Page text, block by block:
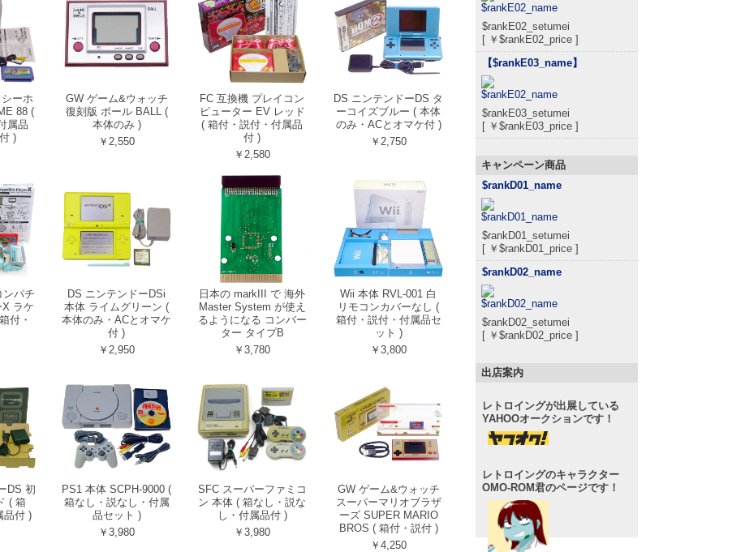
ーホ
88 (
属品
)
GW ゲーム&ウォッチ
復刻版 ボール BALL (
本体のみ )
￥2,550
FC 互換機 プレイコン
ピューター EV レッド
( 箱付・説付・付属品
付 )
￥2,580
DS ニンテンドーDS タ
ーコイズブルー ( 本体
のみ・ACとオマケ付 )
￥2,750
ンパチ
X ラケ
付・
DS ニンテンドーDSi
本体 ライムグリーン (
本体のみ・ACとオマケ
付 )
￥2,950
日本の markIII で 海外
Master System が使え
るようになる コンバー
ター タイプB
￥3,780
Wii 本体 RVL-001 白
リモコンカバーなし (
箱付・説付・付属品セ
ット )
￥3,800
DS 初
( 箱
品付 )
PS1 本体 SCPH-9000 (
箱なし・説なし・付属
品セット )
￥3,980
SFC スーパーファミコ
ン 本体 ( 箱なし・説な
し・付属品付 )
￥3,980
GW ゲーム&ウォッチ
スーパーマリオブラザ
ーズ SUPER MARIO
BROS ( 箱付・説付 )
￥4,250
$rankE02_setumei
[ ￥$rankE02_price ]
【$rankE03_name】
$rankE03_setumei
[ ￥$rankE03_price ]
キャンペーン商品
$rankD01_name
$rankD01_setumei
[ ￥$rankD01_price ]
$rankD02_name
$rankD02_setumei
[ ￥$rankD02_price ]
出店案内
レトロイングが出展している
YAHOOオークションです！
レトロイングのキャラクター
OMO-ROM君のページです！